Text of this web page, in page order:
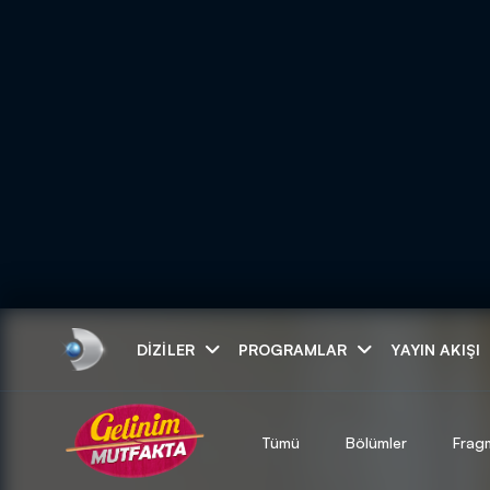
DIZILER PROGRAMLAR YAYIN AKIŞI
Tümü Bölümler